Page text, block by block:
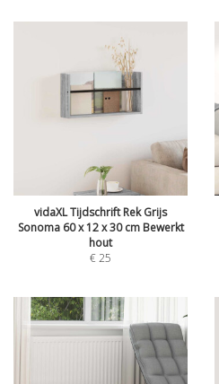
vidaXL Tijdschrift Rek Grijs
Sonoma 60 x 12 x 30 cm Bewerkt
hout
€25